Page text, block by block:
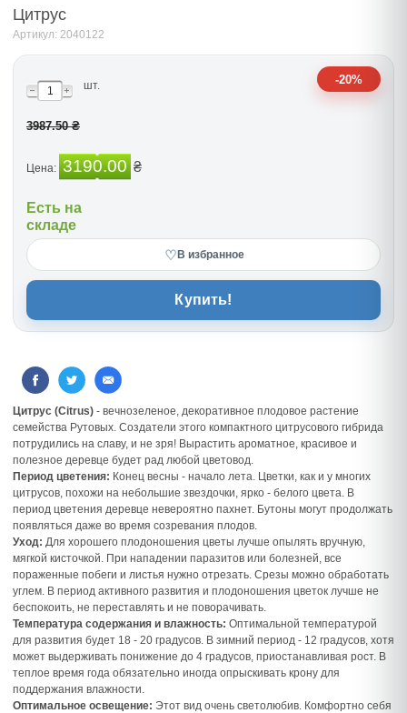
Цитрус
Артикул: 2040122
-20%
шт.
3987.50 ₴
Цена: 3190.00 ₴
Есть на
складе
♡ В избранное
Купить!
Цитрус (Citrus) - вечнозеленое, декоративное плодовое растение
семейства Рутовых. Создатели этого компактного цитрусового гибрида
потрудились на славу, и не зря! Вырастить ароматное, красивое и
полезное деревце будет рад любой цветовод.
Период цветения: Конец весны - начало лета. Цветки, как и у многих
цитрусов, похожи на небольшие звездочки, ярко - белого цвета. В
период цветения деревце невероятно пахнет. Бутоны могут продолжать
появляться даже во время созревания плодов.
Уход: Для хорошего плодоношения цветы лучше опылять вручную,
мягкой кисточкой. При нападении паразитов или болезней, все
пораженные побеги и листья нужно отрезать. Срезы можно обработать
углем. В период активного развития и плодоношения цветок лучше не
беспокоить, не переставлять и не поворачивать.
Температура содержания и влажность: Оптимальной температурой
для развития будет 18 - 20 градусов. В зимний период - 12 градусов, хотя
может выдерживать понижение до 4 градусов, приостанавливая рост. В
теплое время года обязательно иногда опрыскивать крону для
поддержания влажности.
Оптимальное освещение: Этот вид очень светолюбив. Комфортно себя